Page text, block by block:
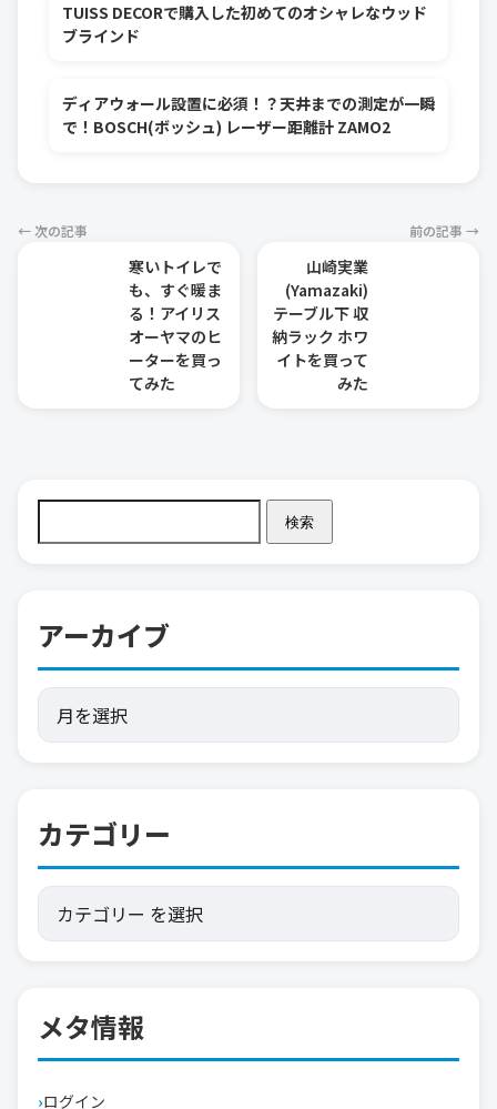
TUISS DECORで購入した初めてのオシャレなウッド
ブラインド
ディアウォール設置に必須！？天井までの測定が一瞬
で！BOSCH(ボッシュ) レーザー距離計 ZAMO2
← 次の記事
寒いトイレで
も、すぐ暖ま
る！アイリス
オーヤマのヒ
ーターを買っ
てみた
前の記事 →
山崎実業
(Yamazaki)
テーブル下 収
納ラック ホワ
イトを買って
みた
検索
アーカイブ
カテゴリー
メタ情報
ログイン